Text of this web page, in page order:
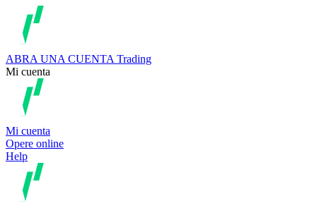
ABRA UNA CUENTA Trading
Mi cuenta
Mi cuenta
Opere online
Help